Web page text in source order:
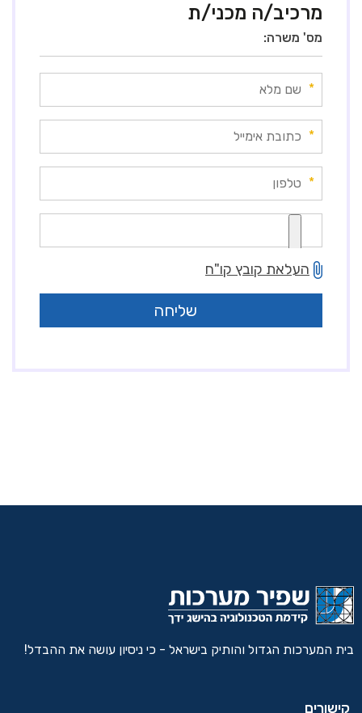
מרכיב/ה מכני/ת
מס' משרה:
*
*
*
העלאת קובץ קו"ח
בית המערכות הגדול והותיק בישראל - כי ניסיון עושה את ההבדל!
קישורים